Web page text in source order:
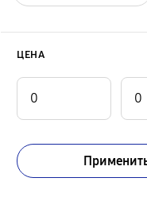
ЦЕНА